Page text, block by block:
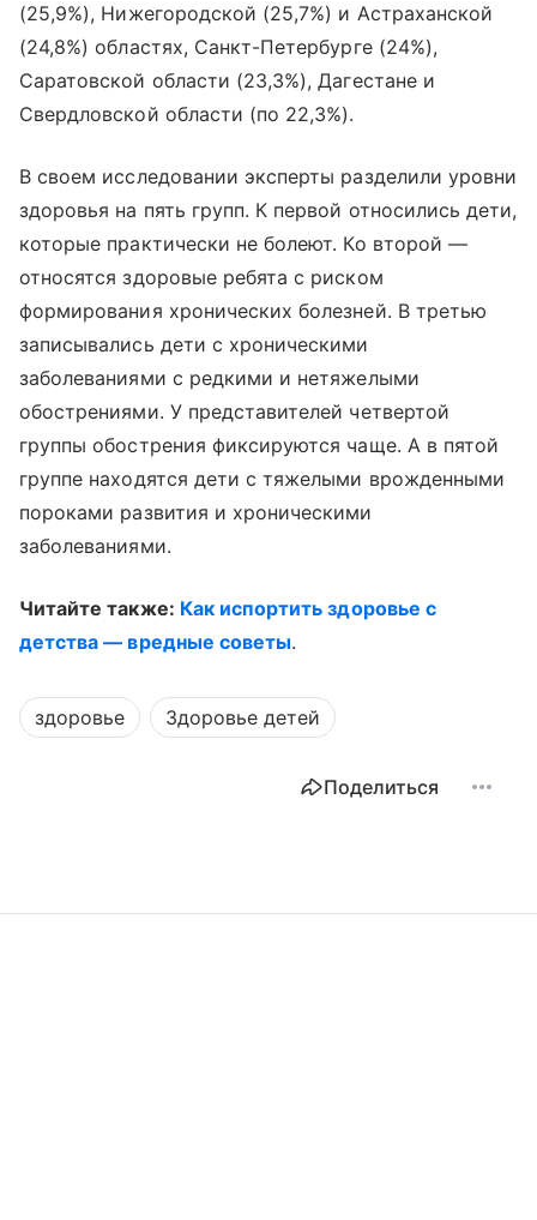
(25,9%), Нижегородской (25,7%) и Астраханской
(24,8%) областях, Санкт-Петербурге (24%),
Саратовской области (23,3%), Дагестане и
Свердловской области (по 22,3%).
В своем исследовании эксперты разделили уровни
здоровья на пять групп. К первой относились дети,
которые практически не болеют. Ко второй —
относятся здоровые ребята с риском
формирования хронических болезней. В третью
записывались дети с хроническими
заболеваниями с редкими и нетяжелыми
обострениями. У представителей четвертой
группы обострения фиксируются чаще. А в пятой
группе находятся дети с тяжелыми врожденными
пороками развития и хроническими
заболеваниями.
Читайте также: Как испортить здоровье с
детства — вредные советы.
здоровье Здоровье детей
Поделиться